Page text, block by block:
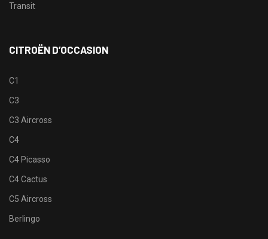
Transit
CITROËN D’OCCASION
C1
C3
C3 Aircross
C4
C4 Picasso
C4 Cactus
C5 Aircross
Berlingo